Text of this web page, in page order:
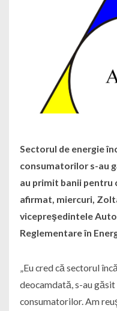
Sectorul de energie
consumatorilor s-au
au primit banii pentru
afirmat, miercuri,
vicepreşedintele
Reglementare în
„Eu cred că sectorul
deocamdată, s-au
consumatorilor. Am